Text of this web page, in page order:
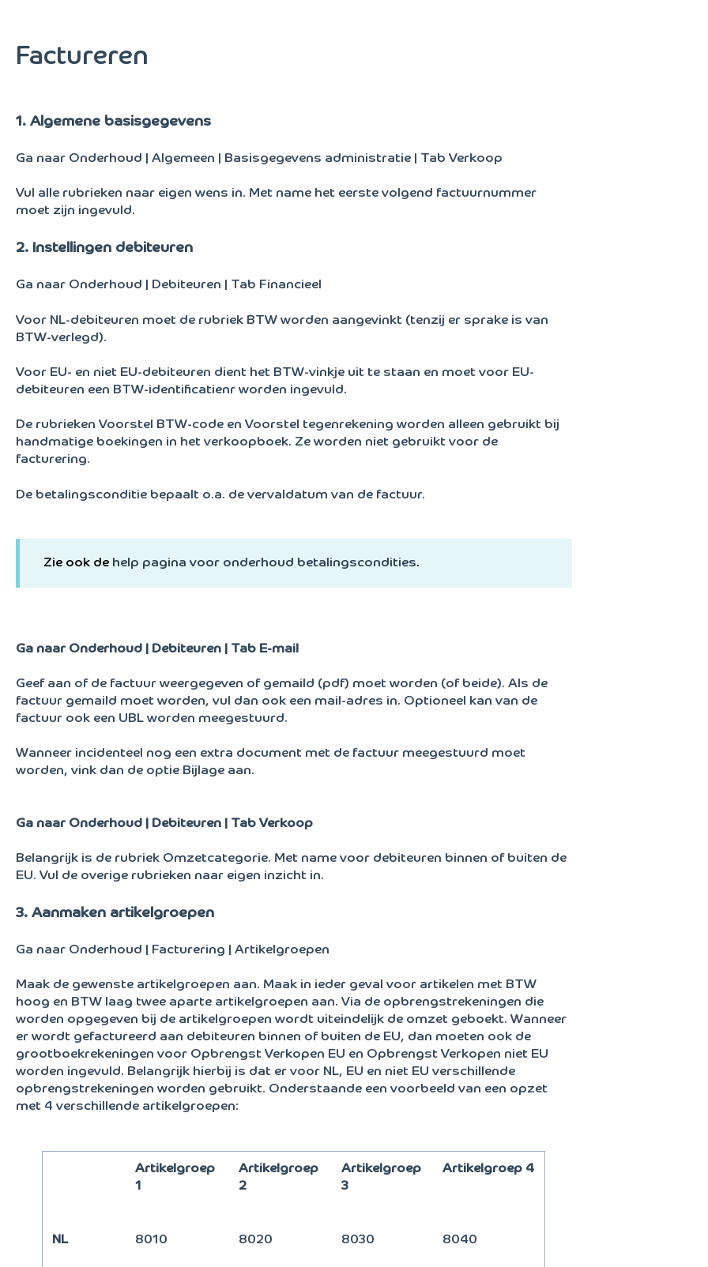
Factureren
1. Algemene basisgegevens
Ga naar Onderhoud | Algemeen | Basisgegevens administratie | Tab Verkoop
Vul alle rubrieken naar eigen wens in. Met name het eerste volgend factuurnummer
moet zijn ingevuld.
2. Instellingen debiteuren
Ga naar Onderhoud | Debiteuren | Tab Financieel
Voor NL-debiteuren moet de rubriek BTW worden aangevinkt (tenzij er sprake is van
BTW-verlegd).
Voor EU- en niet EU-debiteuren dient het BTW-vinkje uit te staan en moet voor EU-
debiteuren een BTW-identificatienr worden ingevuld.
De rubrieken Voorstel BTW-code en Voorstel tegenrekening worden alleen gebruikt bij
handmatige boekingen in het verkoopboek. Ze worden niet gebruikt voor de
facturering.
De betalingsconditie bepaalt o.a. de vervaldatum van de factuur.
Zie ook de help pagina voor onderhoud betalingscondities.
Ga naar Onderhoud | Debiteuren | Tab E-mail
Geef aan of de factuur weergegeven of gemaild (pdf) moet worden (of beide). Als de
factuur gemaild moet worden, vul dan ook een mail-adres in. Optioneel kan van de
factuur ook een UBL worden meegestuurd.
Wanneer incidenteel nog een extra document met de factuur meegestuurd moet
worden, vink dan de optie Bijlage aan.
Ga naar Onderhoud | Debiteuren | Tab Verkoop
Belangrijk is de rubriek Omzetcategorie. Met name voor debiteuren binnen of buiten de
EU. Vul de overige rubrieken naar eigen inzicht in.
3. Aanmaken artikelgroepen
Ga naar Onderhoud | Facturering | Artikelgroepen
Maak de gewenste artikelgroepen aan. Maak in ieder geval voor artikelen met BTW
hoog en BTW laag twee aparte artikelgroepen aan. Via de opbrengstrekeningen die
worden opgegeven bij de artikelgroepen wordt uiteindelijk de omzet geboekt. Wanneer
er wordt gefactureerd aan debiteuren binnen of buiten de EU, dan moeten ook de
grootboekrekeningen voor Opbrengst Verkopen EU en Opbrengst Verkopen niet EU
worden ingevuld. Belangrijk hierbij is dat er voor NL, EU en niet EU verschillende
opbrengstrekeningen worden gebruikt. Onderstaande een voorbeeld van een opzet
met 4 verschillende artikelgroepen:
Artikelgroep
1
Artikelgroep
2
Artikelgroep
3
Artikelgroep 4
NL 8010 8020 8030 8040